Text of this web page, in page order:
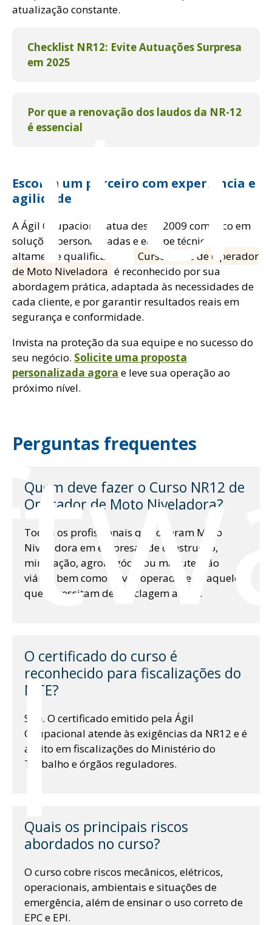
atualização constante.
Checklist NR12: Evite Autuações Surpresa
em 2025
Por que a renovação dos laudos da NR-12
é essencial
Escolha um parceiro com experiência e
agilidade
A Ágil Ocupacional atua desde 2009 com foco em
soluções personalizadas e equipe técnica
altamente qualificada. O
Curso NR12 de Operador
de Moto Niveladora é reconhecido por sua
abordagem prática, adaptada às necessidades de
cada cliente, e por garantir resultados reais em
segurança e conformidade.
Invista na proteção da sua equipe e no sucesso do
seu negócio. Solicite uma proposta
personalizada agora e leve sua operação ao
próximo nível.
Perguntas frequentes
Quem deve fazer o Curso NR12 de
Operador de Moto Niveladora?
Todos os profissionais que operam Moto
Niveladora em empresas de construção,
mineração, agronegócio ou manutenção
viária, bem como novos operadores e aqueles
que necessitam de reciclagem anual.
O certificado do curso é
reconhecido para fiscalizações do
MTE?
Sim. O certificado emitido pela Ágil
Ocupacional atende às exigências da NR12 e é
aceito em fiscalizações do Ministério do
Trabalho e órgãos reguladores.
Quais os principais riscos
abordados no curso?
O curso cobre riscos mecânicos, elétricos,
operacionais, ambientais e situações de
emergência, além de ensinar o uso correto de
EPC e EPI.